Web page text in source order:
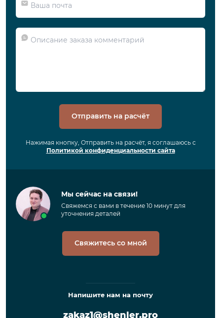
Отправить на расчёт
Нажимая кнопку, Отправить на расчёт, я соглашаюсь с
Политикой конфиденциальности сайта
Мы сейчас на связи!
Свяжемся с вами в течение 10 минут для
уточнения деталей
Свяжитесь со мной
Напишите нам на почту
zakaz1@shenler.pro